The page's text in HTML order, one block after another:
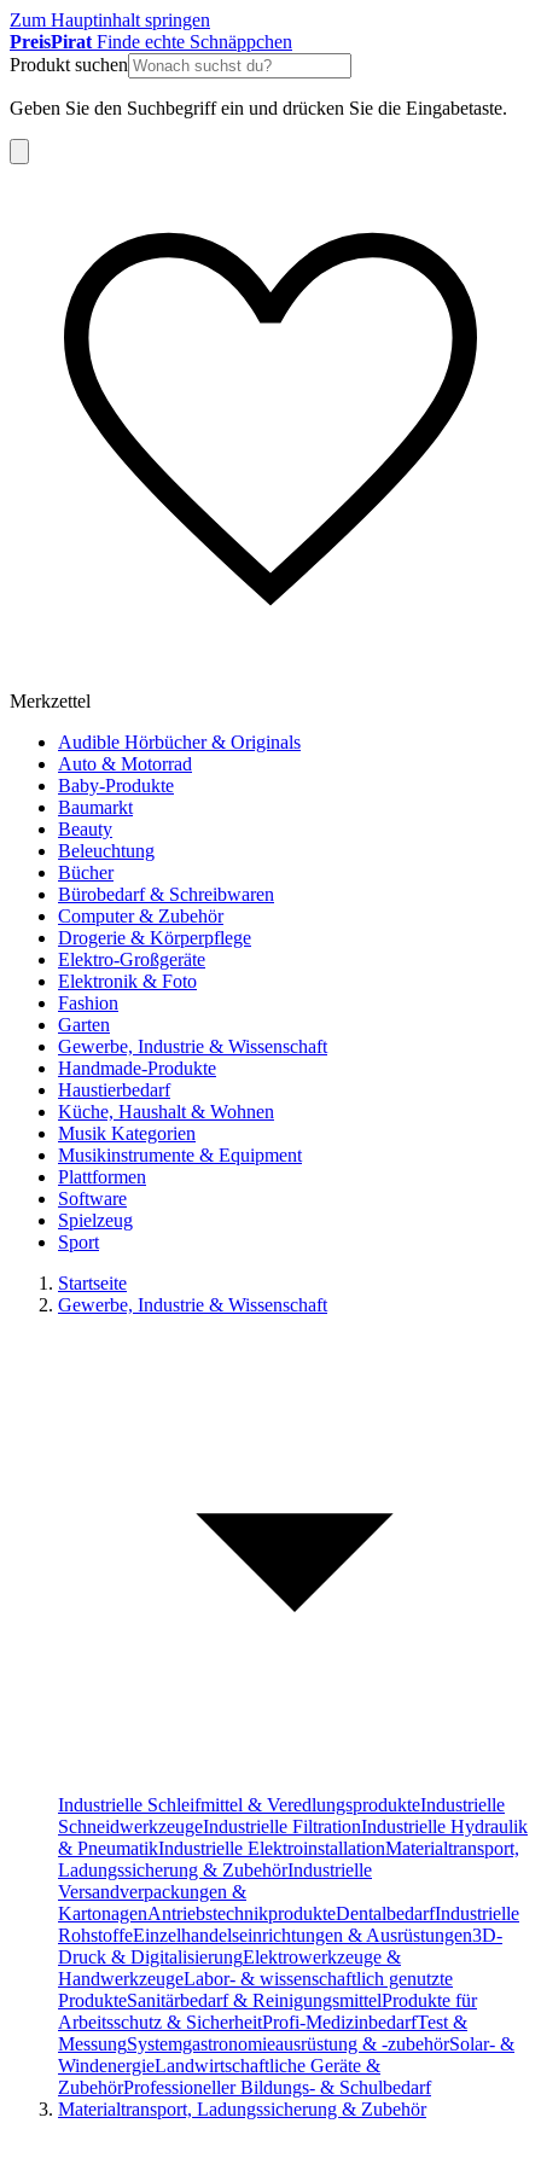
Zum Hauptinhalt springen
PreisPirat Finde echte Schnäppchen
Produkt suchen
Geben Sie den Suchbegriff ein und drücken Sie die Eingabetaste.
Merkzettel
Audible Hörbücher & Originals
Auto & Motorrad
Baby-Produkte
Baumarkt
Beauty
Beleuchtung
Bücher
Bürobedarf & Schreibwaren
Computer & Zubehör
Drogerie & Körperpflege
Elektro-Großgeräte
Elektronik & Foto
Fashion
Garten
Gewerbe, Industrie & Wissenschaft
Handmade-Produkte
Haustierbedarf
Küche, Haushalt & Wohnen
Musik Kategorien
Musikinstrumente & Equipment
Plattformen
Software
Spielzeug
Sport
Startseite
Gewerbe, Industrie & Wissenschaft
Industrielle Schleifmittel & VeredlungsprodukteIndustrielle
SchneidwerkzeugeIndustrielle FiltrationIndustrielle Hydraulik
& PneumatikIndustrielle ElektroinstallationMaterialtransport,
Ladungssicherung & ZubehörIndustrielle
Versandverpackungen &
KartonagenAntriebstechnikprodukteDentalbedarfIndustrielle
RohstoffeEinzelhandelseinrichtungen & Ausrüstungen3D-
Druck & DigitalisierungElektrowerkzeuge &
HandwerkzeugeLabor- & wissenschaftlich genutzte
ProdukteSanitärbedarf & ReinigungsmittelProdukte für
Arbeitsschutz & SicherheitProfi-MedizinbedarfTest &
MessungSystemgastronomieausrüstung & -zubehörSolar- &
WindenergieLandwirtschaftliche Geräte &
ZubehörProfessioneller Bildungs- & Schulbedarf
Materialtransport, Ladungssicherung & Zubehör